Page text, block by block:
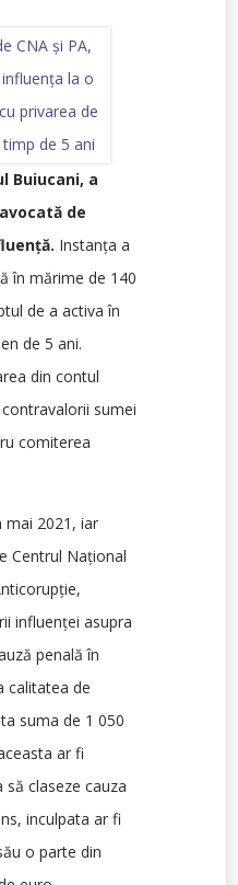
Buiucani, a
de
Instanța a
în mărime de 140
de a activa în
de 5 ani.
din contul
sumei
comiterea
mai 2021, iar
Centrul Național
influenței asupra
penală în
calitatea de
suma de 1 050
ar fi
claseze cauza
inculpata ar fi
o parte din